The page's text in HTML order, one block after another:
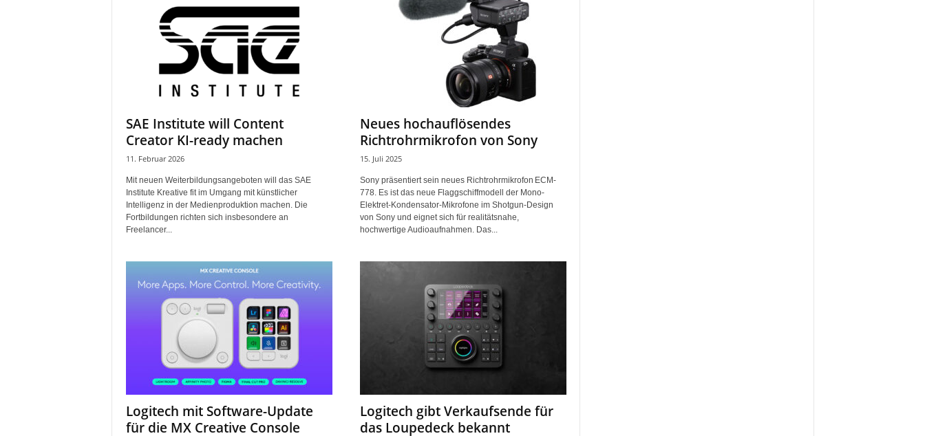
SAE Institute will Content
Creator KI-ready machen
11. Februar 2026
Mit neuen Weiterbildungsangeboten will das SAE
Institute Kreative fit im Umgang mit künstlicher
Intelligenz in der Medienproduktion machen. Die
Fortbildungen richten sich insbesondere an
Freelancer...
Neues hochauflösendes
Richtrohrmikrofon von Sony
15. Juli 2025
Sony präsentiert sein neues Richtrohrmikrofon ECM-
778. Es ist das neue Flaggschiffmodell der Mono-
Elektret-Kondensator-Mikrofone im Shotgun-Design
von Sony und eignet sich für realitätsnahe,
hochwertige Audioaufnahmen. Das...
Logitech mit Software-Update
für die MX Creative Console
Logitech gibt Verkaufsende für
das Loupedeck bekannt